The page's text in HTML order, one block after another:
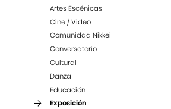
Artes Escénicas
Cine / Video
Comunidad Nikkei
Conversatorio
Cultural
Danza
Educación
Exposición